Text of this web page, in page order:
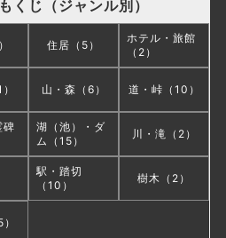
くじ（ジャンル別）
住居（5）
ホテル・旅館
（2）
山・森（6） 道・峠（10）
碑
湖（池）・ダ
ム（15）
川・滝（2）
駅・踏切
（10）
樹木（2）